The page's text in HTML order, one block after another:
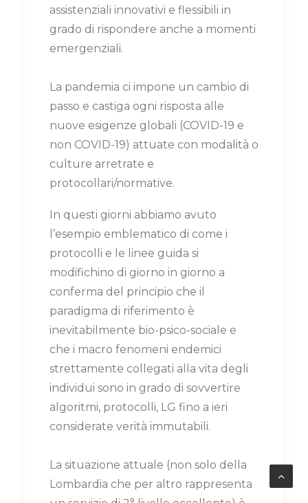
assistenziali innovativi e flessibili in
grado di rispondere anche a momenti
emergenziali.
La pandemia ci impone un cambio di
passo e castiga ogni risposta alle
nuove esigenze globali (COVID-19 e
non COVID-19) attuate con modalità o
culture arretrate e
protocollari/normative.
In questi giorni abbiamo avuto
l’esempio emblematico di come i
protocolli e le linee guida si
modifichino di giorno in giorno a
conferma del principio che il
paradigma di riferimento è
inevitabilmente bio-psico-sociale e
che i macro fenomeni endemici
strettamente collegati alla vita degli
individui sono in grado di sovvertire
algoritmi, protocolli, LG fino a ieri
considerate verità immutabili.
La situazione attuale (non solo della
Lombardia che per altro rappresenta